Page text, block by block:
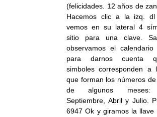
(felicidades. 12 años de
Hacemos clic a la izq.
vemos en su lateral 4
sitio para una clave.
observamos el calendario
para darnos cuenta
simboles corresponden a
que forman los números
de algunos meses:
Septiembre, Abril y Julio.
6947 Ok y giramos la llave